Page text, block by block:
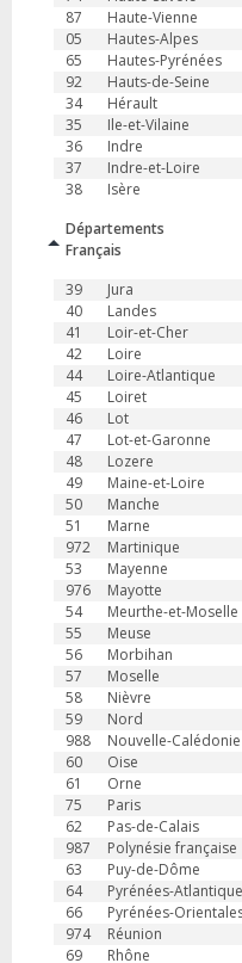
87
Haute-Vienne
05
Hautes-Alpes
65
Hautes-Pyrénées
92
Hauts-de-Seine
34
Hérault
35
Ile-et-Vilaine
36
Indre
37
Indre-et-Loire
38
Isère
Départements
Français
39 Jura
40
Landes
41
Loir-et-Cher
42
Loire
44
Loire-Atlantique
45
Loiret
46
Lot
47
Lot-et-Garonne
48
Lozere
49
Maine-et-Loire
50
Manche
51
Marne
972
Martinique
53
Mayenne
976
Mayotte
54
Meurthe-et-Moselle
55
Meuse
56
Morbihan
57
Moselle
58
Nièvre
59
Nord
988
Nouvelle-Calédonie
60
Oise
61
Orne
75
Paris
62
Pas-de-Calais
987
Polynésie française
63
Puy-de-Dôme
64
Pyrénées-
66
Pyrénées-
974
Réunion
69
Rhône